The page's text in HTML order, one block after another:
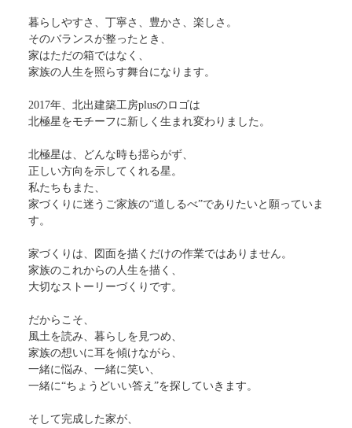
暮らしやすさ、丁寧さ、豊かさ、楽しさ。
そのバランスが整ったとき、
家はただの箱ではなく、
家族の人生を照らす舞台になります。
2017年、北出建築工房plusのロゴは
北極星をモチーフに新しく生まれ変わりました。
北極星は、どんな時も揺らがず、
正しい方向を示してくれる星。
私たちもまた、
家づくりに迷うご家族の“道しるべ”でありたいと願っていま
す。
家づくりは、図面を描くだけの作業ではありません。
家族のこれからの人生を描く、
大切なストーリーづくりです。
だからこそ、
風土を読み、暮らしを見つめ、
家族の想いに耳を傾けながら、
一緒に悩み、一緒に笑い、
一緒に“ちょうどいい答え”を探していきます。
そして完成した家が、